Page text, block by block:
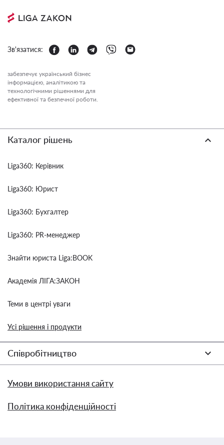
Зв'язатися:
забезпечує український бізнес
інформацією, аналітикою та
технологічними рішеннями для
ефективної та безпечної роботи.
Каталог рішень
Liga360: Керівник
Liga360: Юрист
Liga360: Бухгалтер
Liga360: PR-менеджер
Знайти юриста Liga:BOOK
Академія ЛІГА:ЗАКОН
Теми в центрі уваги
Усі рішення і продукти
Співробітництво
Умови використання сайту
Політика конфіденційності